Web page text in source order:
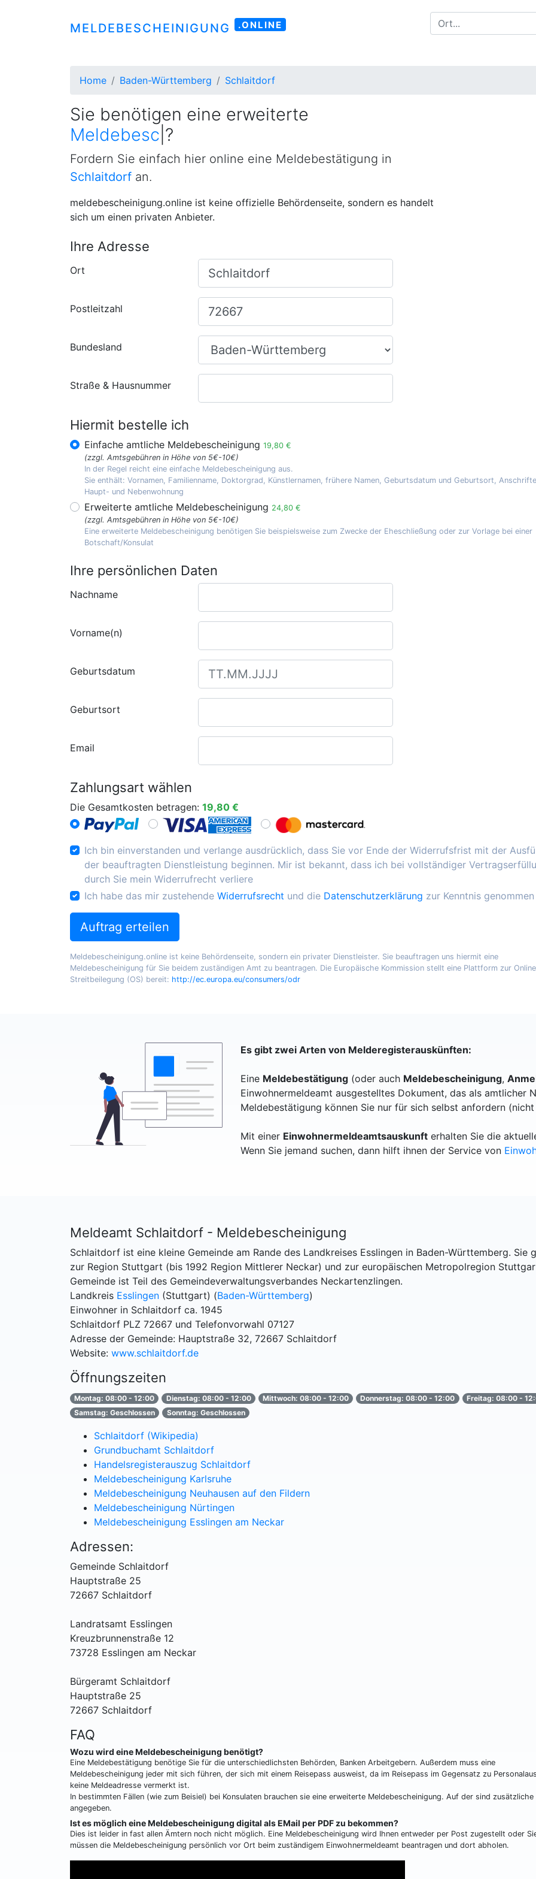
MELDEBESCHEINIGUNG .ONLINE
Home Baden-Württemberg Schlaitdorf
Sie benötigen eine erweiterte
Meldebescheinigung
Fordern Sie einfach hier online eine Meldebestätigung in
Schlaitdorf an.
meldebescheinigung.online ist keine offizielle Behördenseite, sondern es handelt
sich um einen privaten Anbieter.
Ihre Adresse
Ort
Postleitzahl
Bundesland
Straße & Hausnummer
Hiermit bestelle ich
Einfache amtliche Meldebescheinigung 19,80 €
(zzgl. Amtsgebühren in Höhe von 5€-10€)
In der Regel reicht eine einfache Meldebescheinigung aus.
Sie enthält: Vornamen, Familienname, Doktorgrad, Künstlernamen, frühere Namen, Geburtsdatum und Geburtsort,
Haupt- und Nebenwohnung
Erweiterte amtliche Meldebescheinigung 24,80 €
(zzgl. Amtsgebühren in Höhe von 5€-10€)
Eine erweiterte Meldebescheinigung benötigen Sie beispielsweise zum Zwecke der Eheschließung oder zur Vorlage bei einer
Botschaft/Konsulat
Ihre persönlichen Daten
Nachname
Vorname(n)
Geburtsdatum
Geburtsort
Email
Zahlungsart wählen
Die Gesamtkosten betragen: 19,80 €
Ich bin einverstanden und verlange ausdrücklich, dass Sie vor Ende der Widerrufsfrist mit der
der beauftragten Dienstleistung beginnen. Mir ist bekannt, dass ich bei vollständiger
durch Sie mein Widerrufrecht verliere
Ich habe das mir zustehende Widerrufsrecht und die Datenschutzerklärung zur Kenntnis genommen
Auftrag erteilen
Meldebescheinigung.online ist keine Behördenseite, sondern ein privater Dienstleister. Sie beauftragen uns hiermit eine
Meldebescheinigung für Sie beidem zuständigen Amt zu beantragen. Die Europäische Kommission stellt eine Plattform zur
Streitbeilegung (OS) bereit: http://ec.europa.eu/consumers/odr
Es gibt zwei Arten von Melderegisterauskünften:
Eine Meldebestätigung (oder auch Meldebescheinigung,
Einwohnermeldeamt ausgestelltes Dokument, das als amtlicher
Meldebestätigung können Sie nur für sich selbst anfordern
Mit einer Einwohnermeldeamtsauskunft erhalten Sie die
Wenn Sie jemand suchen, dann hilft ihnen der Service von
Meldeamt Schlaitdorf - Meldebescheinigung
Schlaitdorf ist eine kleine Gemeinde am Rande des Landkreises Esslingen in Baden-Württemberg. Sie
zur Region Stuttgart (bis 1992 Region Mittlerer Neckar) und zur europäischen Metropolregion
Gemeinde ist Teil des Gemeindeverwaltungsverbandes Neckartenzlingen.
Landkreis Esslingen (Stuttgart) (Baden-Württemberg)
Einwohner in Schlaitdorf ca. 1945
Schlaitdorf PLZ 72667 und Telefonvorwahl 07127
Adresse der Gemeinde: Hauptstraße 32, 72667 Schlaitdorf
Website: www.schlaitdorf.de
Öffnungszeiten
Montag: 08:00 - 12:00 Dienstag: 08:00 - 12:00 Mittwoch: 08:00 - 12:00 Donnerstag: 08:00 - 12:00
Freitag: 08:00 -
Samstag: Geschlossen
Sonntag: Geschlossen
Schlaitdorf (Wikipedia)
Grundbuchamt Schlaitdorf
Handelsregisterauszug Schlaitdorf
Meldebescheinigung Karlsruhe
Meldebescheinigung Neuhausen auf den Fildern
Meldebescheinigung Nürtingen
Meldebescheinigung Esslingen am Neckar
Adressen:
Gemeinde Schlaitdorf
Hauptstraße 25
72667 Schlaitdorf
Landratsamt Esslingen
Kreuzbrunnenstraße 12
73728 Esslingen am Neckar
Bürgeramt Schlaitdorf
Hauptstraße 25
72667 Schlaitdorf
FAQ
Wozu wird eine Meldebescheinigung benötigt?
Eine Meldebestätigung benötige Sie für die unterschiedlichsten Behörden, Banken Arbeitgebern. Außerdem muss eine
Meldebescheinigung jeder mit sich führen, der sich mit einem Reisepass ausweist, da im Reisepass im Gegensatz zu
keine Meldeadresse vermerkt ist.
In bestimmten Fällen (wie zum Beisiel) bei Konsulaten brauchen sie eine erweiterte Meldebescheinigung. Auf der sind zusätzliche
angegeben.
Ist es möglich eine Meldebescheinigung digital als EMail per PDF zu bekommen?
Dies ist leider in fast allen Ämtern noch nicht möglich. Eine Meldebescheinigung wird Ihnen entweder per Post zugestellt oder
müssen die Meldebescheinigung persönlich vor Ort beim zuständigem Einwohnermeldeamt beantragen und dort abholen.